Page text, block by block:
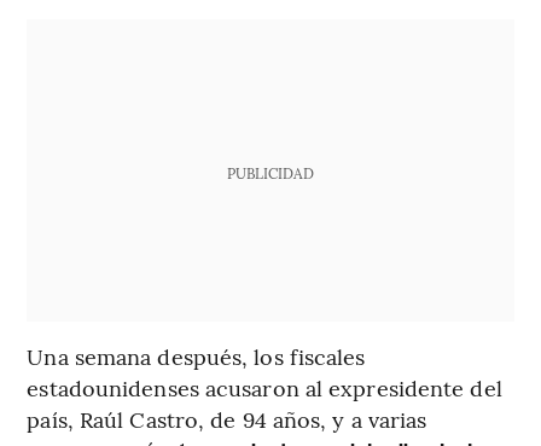
PUBLICIDAD
Una semana después, los fiscales
estadounidenses acusaron al expresidente del
país, Raúl Castro, de 94 años, y a varias